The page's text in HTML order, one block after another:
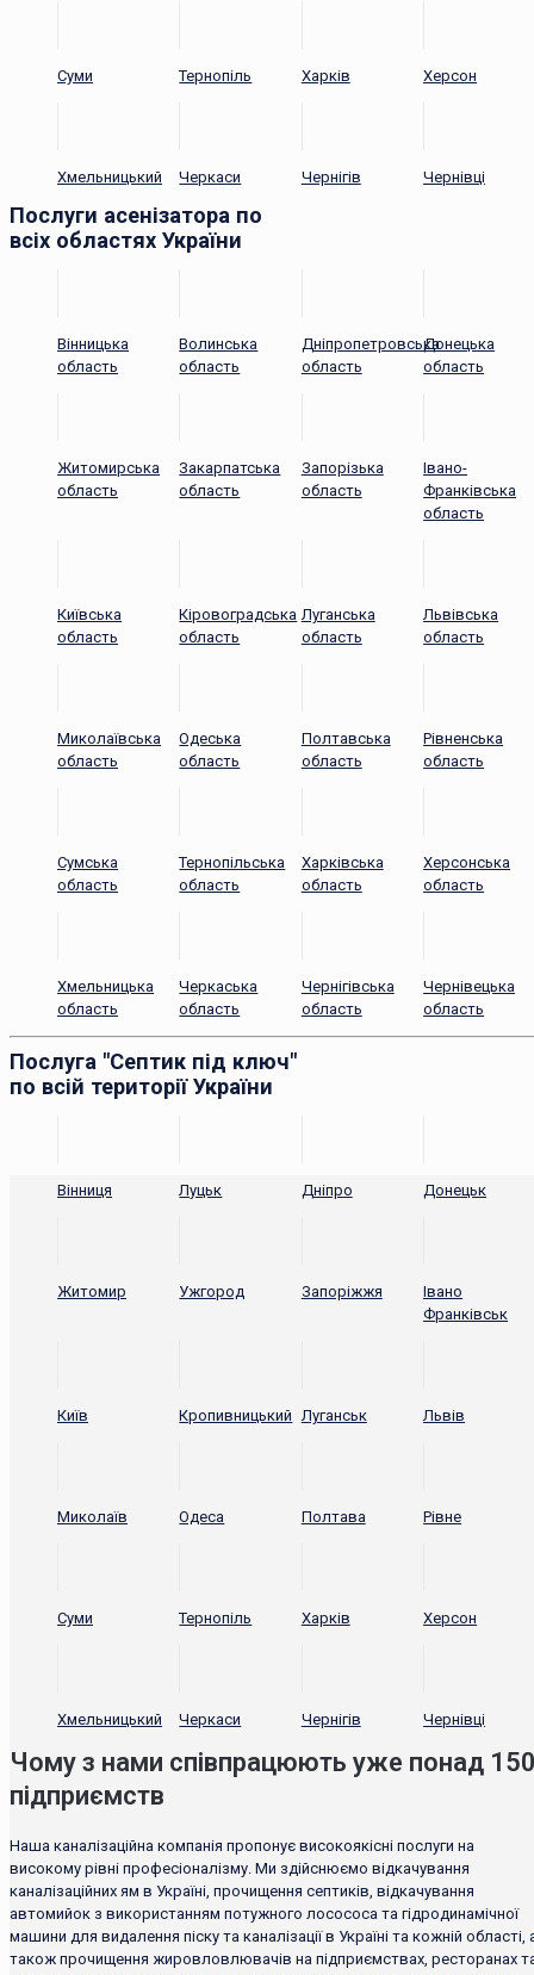
Суми Тернопіль Харків Херсон
Хмельницький Черкаси Чернігів Чернівці
Послуги асенізатора по
всіх областях України
Вінницька
область
Волинська
область
Дніпропетровська
область
Донецька
область
Житомирська
область
Закарпатська
область
Запорізька
область
Івано-
Франківська
область
Київська
область
Кіровоградська
область
Луганська
область
Львівська
область
Миколаївська
область
Одеська
область
Полтавська
область
Рівненська
область
Сумська
область
Тернопільська
область
Харківська
область
Херсонська
область
Хмельницька
область
Черкаська
область
Чернігівська
область
Чернівецька
область
Послуга "Септик під ключ"
по всій території України
Вінниця Луцьк Дніпро Донецьк
Житомир Ужгород Запоріжжя
Івано
Франківськ
Київ Кропивницький Луганськ Львів
Миколаїв Одеса Полтава Рівне
Суми Тернопіль Харків Херсон
Хмельницький Черкаси Чернігів Чернівці
Чому з нами співпрацюють уже понад
підприємств
Наша каналізаційна компанія пропонує високоякісні послуги на
високому рівні професіоналізму. Ми здійснюємо відкачування
каналізаційних ям в Україні, прочищення септиків, відкачування
автомийок з використанням потужного лосососа та гідродинамічної
машини для видалення піску та каналізації в Україні та кожній області,
також прочищення жировловлювачів на підприємствах, ресторанах